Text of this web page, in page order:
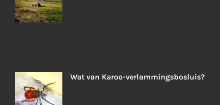
Wat van Karoo-verlammingsbosluis?